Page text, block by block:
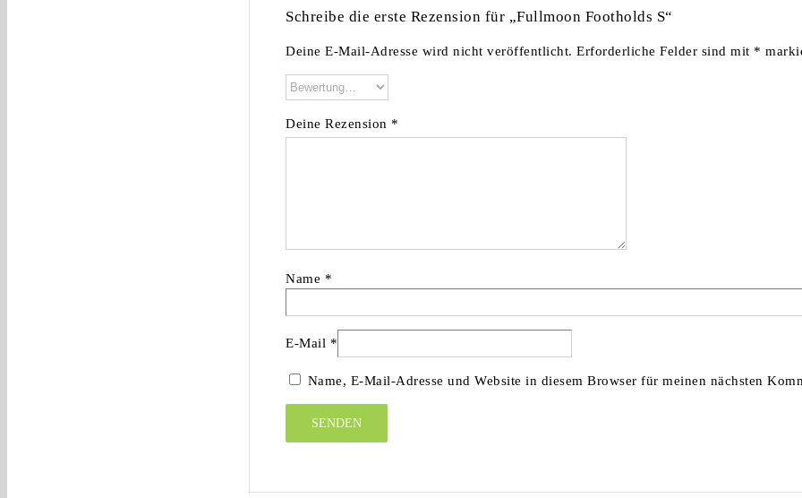
Schreibe die erste Rezension für „Fullmoon Footholds S“
Deine E-Mail-Adresse wird nicht veröffentlicht. Erforderliche Felder sind mit *
Deine Rezension *
Name *
E-Mail *
Name, E-Mail-Adresse und Website in diesem Browser für meinen nächsten